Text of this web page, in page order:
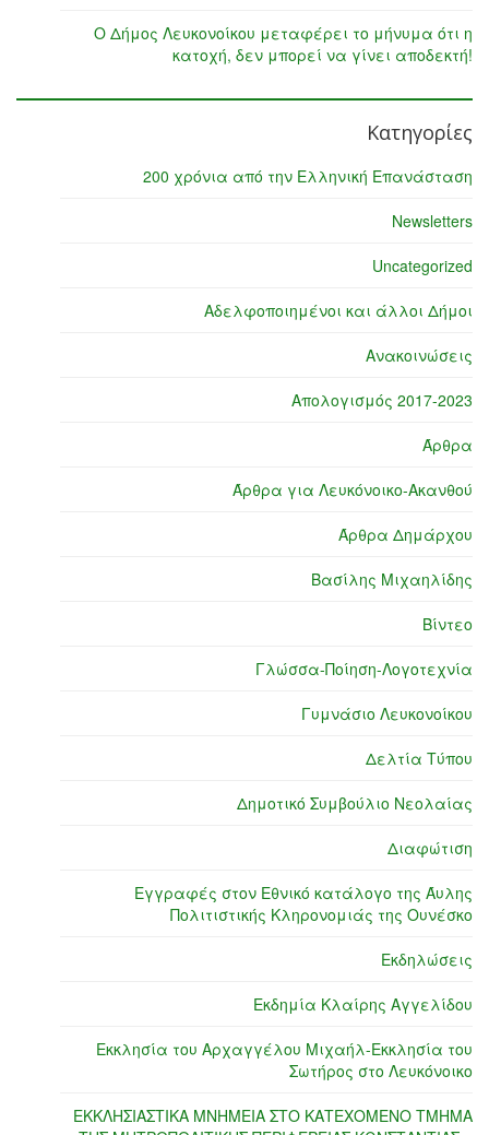
Ο Δήμος Λευκονοίκου μεταφέρει το μήνυμα ότι η
κατοχή, δεν μπορεί να γίνει αποδεκτή!
Κατηγορίες
200 χρόνια από την Ελληνική Επανάσταση
Newsletters
Uncategorized
Αδελφοποιημένοι και άλλοι Δήμοι
Ανακοινώσεις
Απολογισμός 2017-2023
Άρθρα
Άρθρα για Λευκόνοικο-Ακανθού
Άρθρα Δημάρχου
Βασίλης Μιχαηλίδης
Βίντεο
Γλώσσα-Ποίηση-Λογοτεχνία
Γυμνάσιο Λευκονοίκου
Δελτία Τύπου
Δημοτικό Συμβούλιο Νεολαίας
Διαφώτιση
Εγγραφές στον Εθνικό κατάλογο της Άυλης
Πολιτιστικής Κληρονομιάς της Ουνέσκο
Εκδηλώσεις
Εκδημία Κλαίρης Αγγελίδου
Εκκλησία του Αρχαγγέλου Μιχαήλ-Εκκλησία του
Σωτήρος στο Λευκόνοικο
ΕΚΚΛΗΣΙΑΣΤΙΚΑ ΜΝΗΜΕΙΑ ΣΤΟ ΚΑΤΕΧΟΜΕΝΟ ΤΜΗΜΑ